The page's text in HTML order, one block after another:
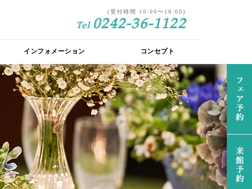
(受付時間 10:00〜18:00)
Tel 0242-36-1122
インフォメーション コンセプト